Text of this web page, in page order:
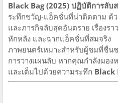
Black Bag (2025) ปฏิบัติการลับ
ระทึกขวัญ-แอ็คชั่นที่น่าติดตาม ด้
และภารกิจลับสุดอันตราย เรื่องร
หักหลัง และฉากแอ็คชั่นที่สมจริง
ภาพยนตร์เหมาะสำหรับผู้ชมที่ชื่น
การวางแผนลับ หากคุณกำลังมอ
และเต็มไปด้วยความระทึก Black